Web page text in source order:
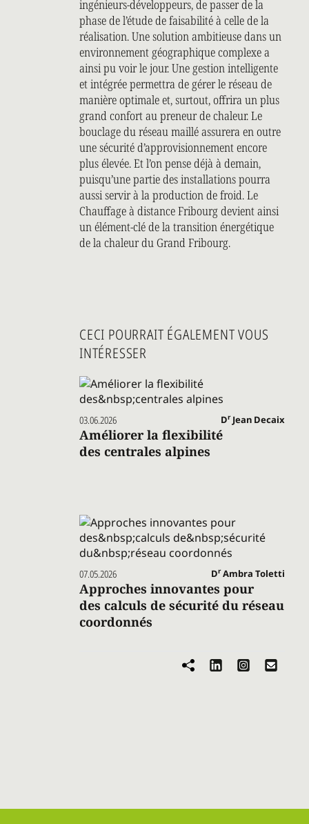
ingénieurs-développeurs, de passer de la
phase de l’étude de faisabilité à celle de la
réalisation. Une solution ambitieuse dans un
environnement géographique complexe a
ainsi pu voir le jour. Une gestion intelligente
et intégrée permettra de gérer le réseau de
manière optimale et, surtout, offrira un plus
grand confort au preneur de chaleur. Le
bouclage du réseau maillé assurera en outre
une sécurité d’approvisionnement encore
plus élevée. Et l’on pense déjà à demain,
puisqu’une partie des installations pourra
aussi servir à la production de froid. Le
Chauffage à distance Fribourg devient ainsi
un élément-clé de la transition énergétique
de la chaleur du Grand Fribourg.
CECI POURRAIT ÉGALEMENT VOUS
INTÉRESSER
03.06.2026 DrJean Decaix
Améliorer la flexibilité
des centrales alpines
07.05.2026 DrAmbra Toletti
Approches innovantes pour
des calculs de sécurité du réseau
coordonnés